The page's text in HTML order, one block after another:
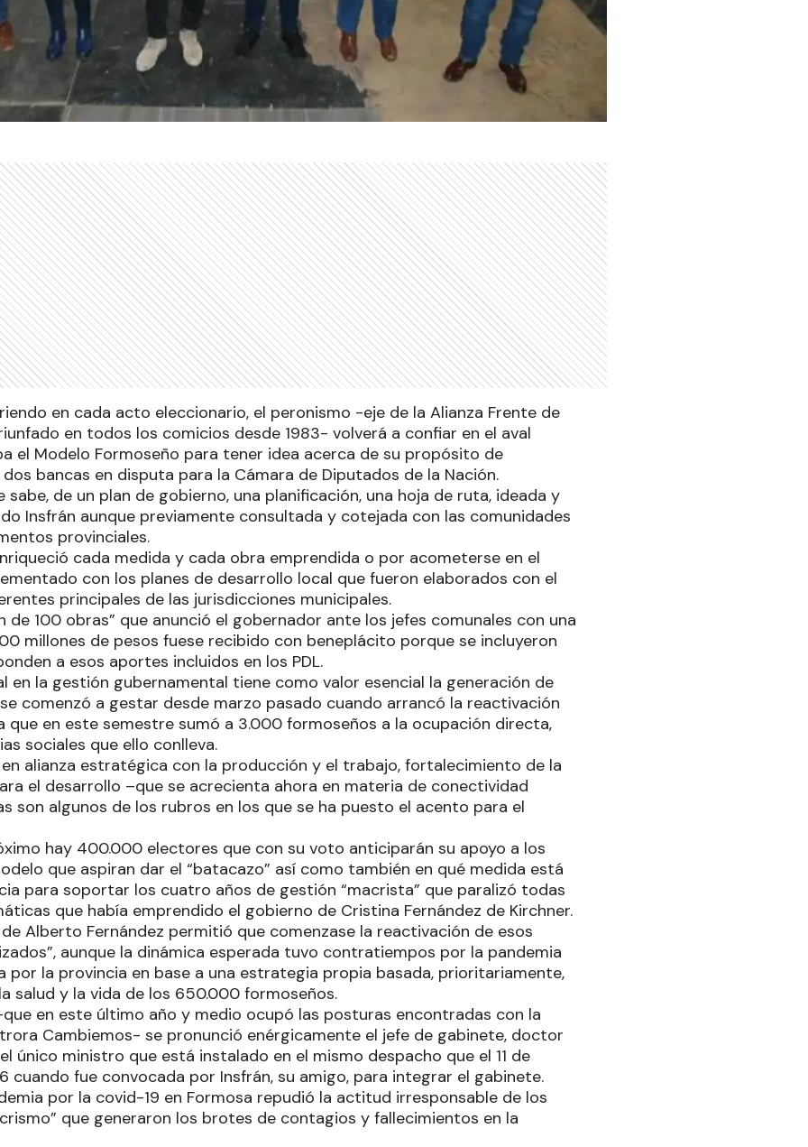
en cada acto eleccionario, el peronismo -eje de la Alianza Frente de
en todos los comicios desde 1983- volverá a confiar en el aval
el Modelo Formoseño para tener idea acerca de su propósito de
bancas en disputa para la Cámara de Diputados de la Nación.
de un plan de gobierno, una planificación, una hoja de ruta, ideada y
Insfrán aunque previamente consultada y cotejada con las comunidades
provinciales.
cada medida y cada obra emprendida o por acometerse en el
con los planes de desarrollo local que fueron elaborados con el
principales de las jurisdicciones municipales.
de 100 obras” que anunció el gobernador ante los jefes comunales con una
millones de pesos fuese recibido con beneplácito porque se incluyeron
a esos aportes incluidos en los PDL.
en la gestión gubernamental tiene como valor esencial la generación de
comenzó a gestar desde marzo pasado cuando arrancó la reactivación
que en este semestre sumó a 3.000 formoseños a la ocupación directa,
sociales que ello conlleva.
alianza estratégica con la producción y el trabajo, fortalecimiento de la
el desarrollo –que se acrecienta ahora en materia de conectividad
son algunos de los rubros en los que se ha puesto el acento para el
hay 400.000 electores que con su voto anticiparán su apoyo a los
que aspiran dar el “batacazo” así como también en qué medida está
para soportar los cuatro años de gestión “macrista” que paralizó todas
que había emprendido el gobierno de Cristina Fernández de Kirchner.
de Alberto Fernández permitió que comenzase la reactivación de esos
aunque la dinámica esperada tuvo contratiempos por la pandemia
por la provincia en base a una estrategia propia basada, prioritariamente,
salud y la vida de los 650.000 formoseños.
en este último año y medio ocupó las posturas encontradas con la
Cambiemos- se pronunció enérgicamente el jefe de gabinete, doctor
único ministro que está instalado en el mismo despacho que el 11 de
cuando fue convocada por Insfrán, su amigo, para integrar el gabinete.
por la covid-19 en Formosa repudió la actitud irresponsable de los
que generaron los brotes de contagios y fallecimientos en la